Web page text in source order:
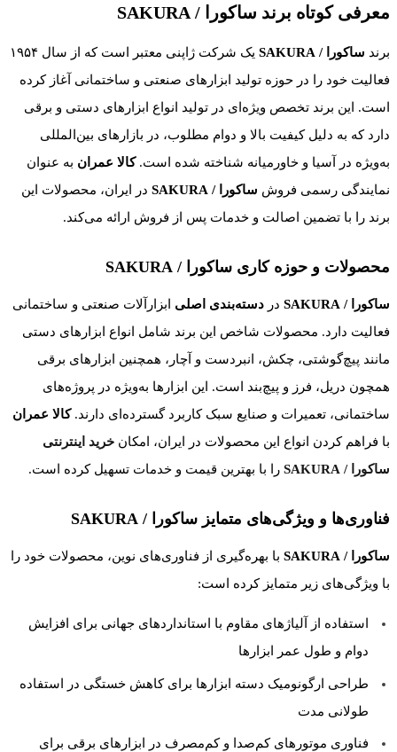
معرفی کوتاه برند ساکورا / SAKURA
برند ساکورا / SAKURA
یک شرکت ژاپنی معتبر است که از سال ۱۹۵۴
فعالیت خود را در حوزه تولید ابزارهای صنعتی و ساختمانی آغاز کرده
است. این برند تخصص ویژه‌ای در تولید انواع ابزارهای دستی و برقی
دارد که به دلیل کیفیت بالا و دوام مطلوب، در بازارهای بین‌المللی
به‌ویژه در آسیا و خاورمیانه شناخته شده است.کالا عمران به عنوان
نمایندگی رسمی فروش ساکورا / SAKURA
در ایران، محصولات این
برند را با تضمین اصالت و خدمات پس از فروش ارائه می‌کند.
محصولات و حوزه کاری ساکورا / SAKURA
ساکورا / SAKURA در دسته‌بندی اصلی ابزارآلات صنعتی و ساختمانی
فعالیت دارد. محصولات شاخص این برند شامل انواع ابزارهای دستی
مانند پیچ‌گوشتی، چکش، انبردست و آچار، همچنین ابزارهای برقی
همچون دریل، فرز و پیچ‌بند است. این ابزارها به‌ویژه در پروژه‌های
ساختمانی، تعمیرات و صنایع سبک کاربرد گسترده‌ای دارند.کالا عمران
با فراهم کردن انواع این محصولات در ایران، امکان خرید اینترنتی
ساکورا / SAKURA
را با بهترین قیمت و خدمات تسهیل کرده است.
فناوری‌ها و ویژگی‌های متمایز ساکورا / SAKURA
ساکورا / SAKURA
با بهره‌گیری از فناوری‌های نوین، محصولات خود را
با ویژگی‌های زیر متمایز کرده است:
استفاده از آلیاژهای مقاوم با استانداردهای جهانی برای افزایش
دوام و طول عمر ابزارها
طراحی ارگونومیک دسته ابزارها برای کاهش خستگی در استفاده
طولانی مدت
فناوری موتورهای کم‌صدا و کم‌مصرف در ابزارهای برقی برای